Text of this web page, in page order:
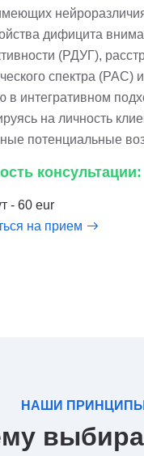
дифицита
(РДУГ),
спектра (РАС) и
в интегративном
на личность
потенциальные
консультации:
- 60 eur
на прием
НАШИ ПРИНЦИПЫ